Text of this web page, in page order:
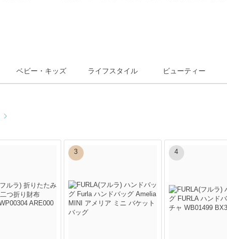
ベビー・キッズ ライフスタイル ビューティー
3 4